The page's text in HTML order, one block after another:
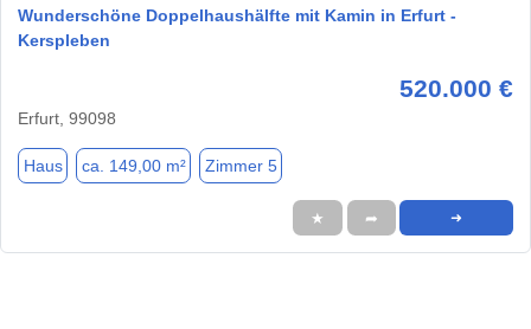
Wunderschöne Doppelhaushälfte mit Kamin in Erfurt -
Kerspleben
520.000 €
Erfurt, 99098
Haus ca. 149,00 m² Zimmer 5
★ ➦ ➜